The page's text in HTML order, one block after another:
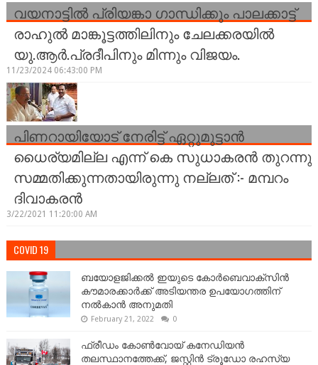
വയനാട്ടിൽ പ്രിയങ്കാ ഗാന്ധിക്കും പാലക്കാട്ട്
രാഹുൽ മാങ്കൂട്ടത്തിലിനും ചേലക്കരയിൽ
യു.ആർ.പ്രദീപിനും മിന്നും വിജയം.
11/23/2024 06:43:00 PM
പിണറായിയോട് നേരിട്ട് ഏറ്റുമുട്ടാന്‍
ധൈര്യമില്ല എന്ന് കെ സുധാകരന്‍ തുറന്നു
സമ്മതിക്കുന്നതായിരുന്നു നല്ലത് :- മമ്പറം
ദിവാകരന്‍
3/22/2021 11:20:00 AM
COVID 19
ബയോളജിക്കല്‍ ഇയുടെ കോര്‍ബെവാക്സിൻ
കൗമാരക്കാർക്ക് അടിയന്തര ഉപയോഗത്തിന്
നൽകാൻ അനുമതി
February 21, 2022 0
ഫ്രീഡം കോണ്‍വോയ് കനേഡിയന്‍
തലസ്ഥാനത്തേക്ക്, ജസ്റ്റിൻ ട്രൂഡോ രഹസ്യ